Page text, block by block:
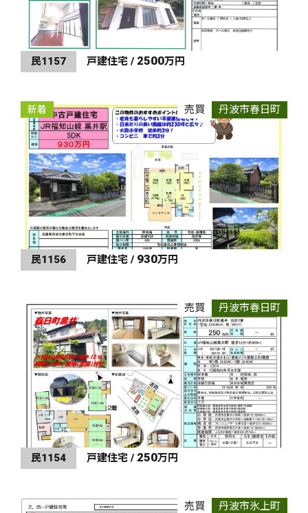
民1157 戸建住宅 / 2500万円
新着 売買 丹波市春日町
民1156 戸建住宅 / 930万円
売買 丹波市春日町
民1154 戸建住宅 / 250万円
売買 丹波市氷上町